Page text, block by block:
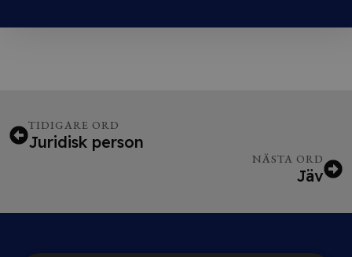
TIDIGARE ORD
Juridisk person
NÄSTA ORD
Jäv